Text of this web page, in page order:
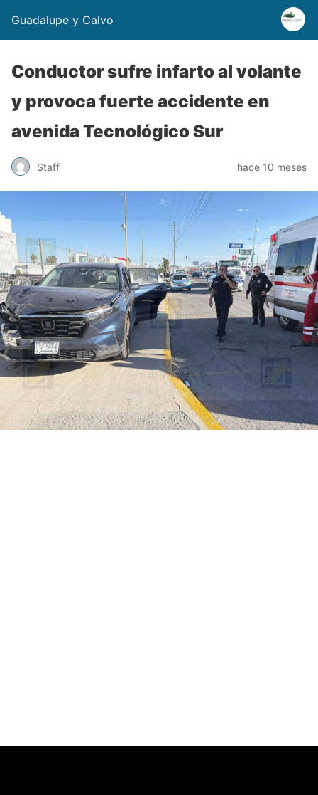
Guadalupe y Calvo
Conductor sufre infarto al volante
y provoca fuerte accidente en
avenida Tecnológico Sur
Staff hace 10 meses